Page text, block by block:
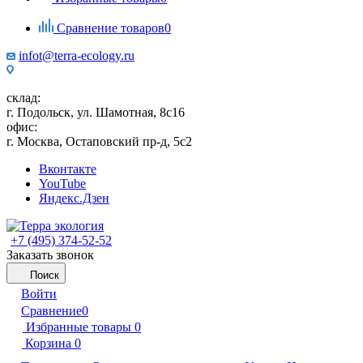
Сравнение товаров0
infot@terra-ecology.ru
склад:
г. Подольск, ул. Шамотная, 8с16
офис:
г. Москва, Остаповский пр-д, 5с2
Вконтакте
YouTube
Яндекс.Дзен
+7 (495) 374-52-52
Заказать звонок
Поиск
Войти
Сравнение0
Избранные товары 0
Корзина 0